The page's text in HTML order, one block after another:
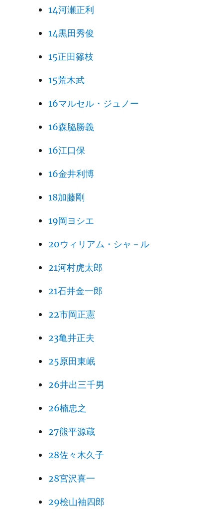
14河瀬正利
14黒田秀俊
15正田篠枝
15荒木武
16マルセル・ジュノー
16森脇勝義
16江口保
16金井利博
18加藤剛
19岡ヨシエ
20ウィリアム・シャ－ル
21河村虎太郎
21石井金一郎
22市岡正憲
23亀井正夫
25原田東岷
26井出三千男
26楠忠之
27熊平源蔵
28佐々木久子
28宮沢喜一
29桧山袖四郎